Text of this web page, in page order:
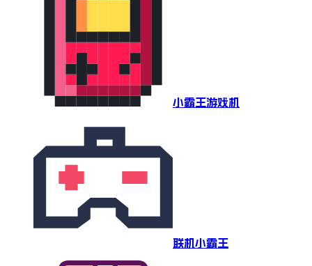
小霸王游戏机
联机小霸王